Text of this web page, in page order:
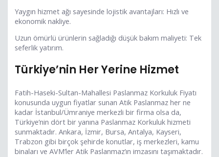
Yaygın hizmet ağı sayesinde lojistik avantajları: Hızlı ve
ekonomik nakliye.
Uzun ömürlü ürünlerin sağladığı düşük bakım maliyeti: Tek
seferlik yatırım.
Türkiye’nin Her Yerine Hizmet
Fatih-Haseki-Sultan-Mahallesi Paslanmaz Korkuluk Fiyatı
konusunda uygun fiyatlar sunan Atik Paslanmaz her ne
kadar İstanbul/Ümraniye merkezli bir firma olsa da,
Türkiye’nin dört bir yanına Paslanmaz Korkuluk hizmeti
sunmaktadır. Ankara, İzmir, Bursa, Antalya, Kayseri,
Trabzon gibi birçok şehirde konutlar, iş merkezleri, kamu
binaları ve AVM’ler Atik Paslanmaz’ın imzasını taşımaktadır.